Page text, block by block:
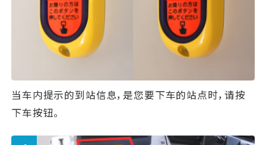
当车内提示的到站信息，是您要下车的站点时，请按
下车按钮。